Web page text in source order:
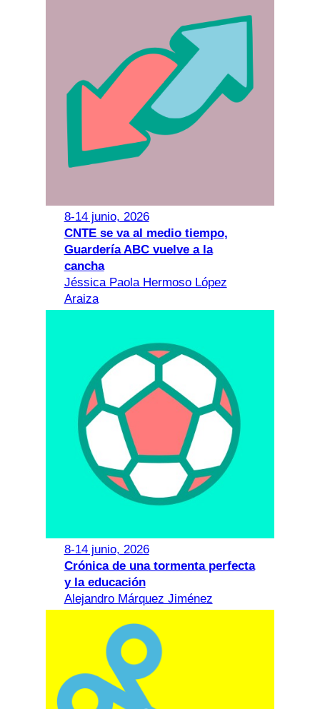
8-14 junio, 2026
CNTE se va al medio tiempo,
Guardería ABC vuelve a la
cancha
Jéssica Paola Hermoso López
Araiza
8-14 junio, 2026
Crónica de una tormenta perfecta
y la educación
Alejandro Márquez Jiménez